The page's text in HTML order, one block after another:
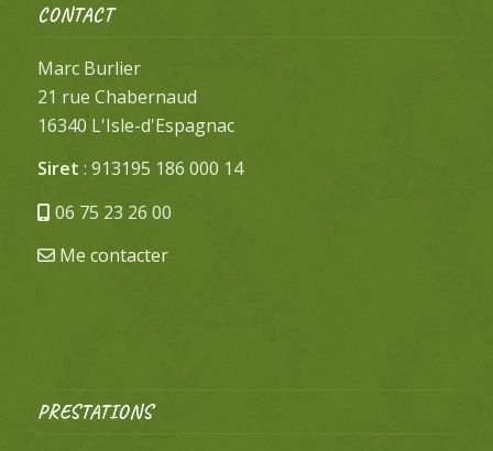
CONTACT
Marc Burlier
21 rue Chabernaud
16340 L'Isle-d'Espagnac
Siret : 913195 186 000 14
06 75 23 26 00
Me contacter
PRESTATIONS